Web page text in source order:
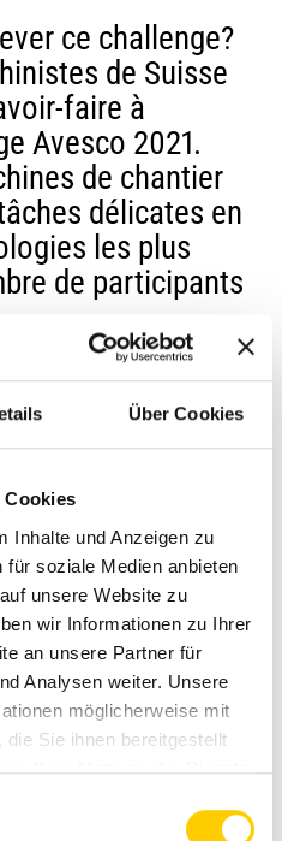
Über Cookies
Cookies
Inhalte und Anzeigen zu
soziale Medien anbieten
unsere Website zu
wir Informationen zu Ihrer
an unsere Partner für
Analysen weiter. Unsere
möglicherweise mit
Sie ihnen bereitgestellt
Ihrer Nutzung der Dienste
ce challenge?
de Suisse
faire à
Avesco 2021.
de chantier
délicates en
les plus
de participants
du 23 et 24 mai
Hard 10, 8187 Weiach
pour l‘Operator
Le nombre de
online